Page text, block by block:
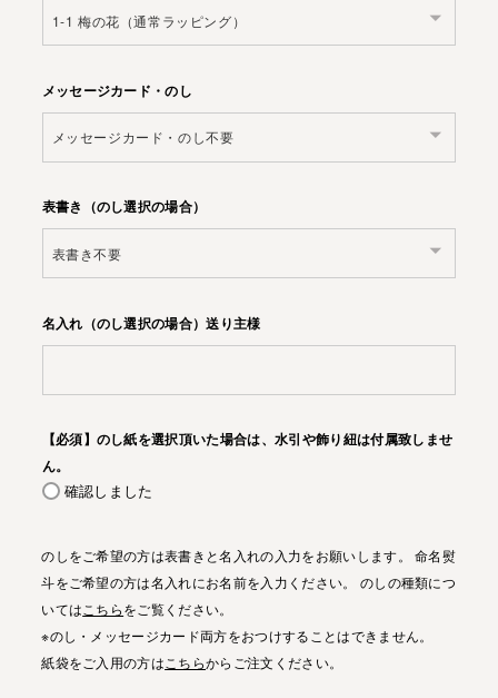
メッセージカード・のし
表書き（のし選択の場合）
名入れ（のし選択の場合）送り主様
【必須】のし紙を選択頂いた場合は、水引や飾り紐は付属致しませ
ん。
確認しました
のしをご希望の方は表書きと名入れの入力をお願いします。 命名熨
斗をご希望の方は名入れにお名前を入力ください。 のしの種類につ
いてはこちらをご覧ください。
※のし・メッセージカード両方をおつけすることはできません。
紙袋をご入用の方はこちらからご注文ください。